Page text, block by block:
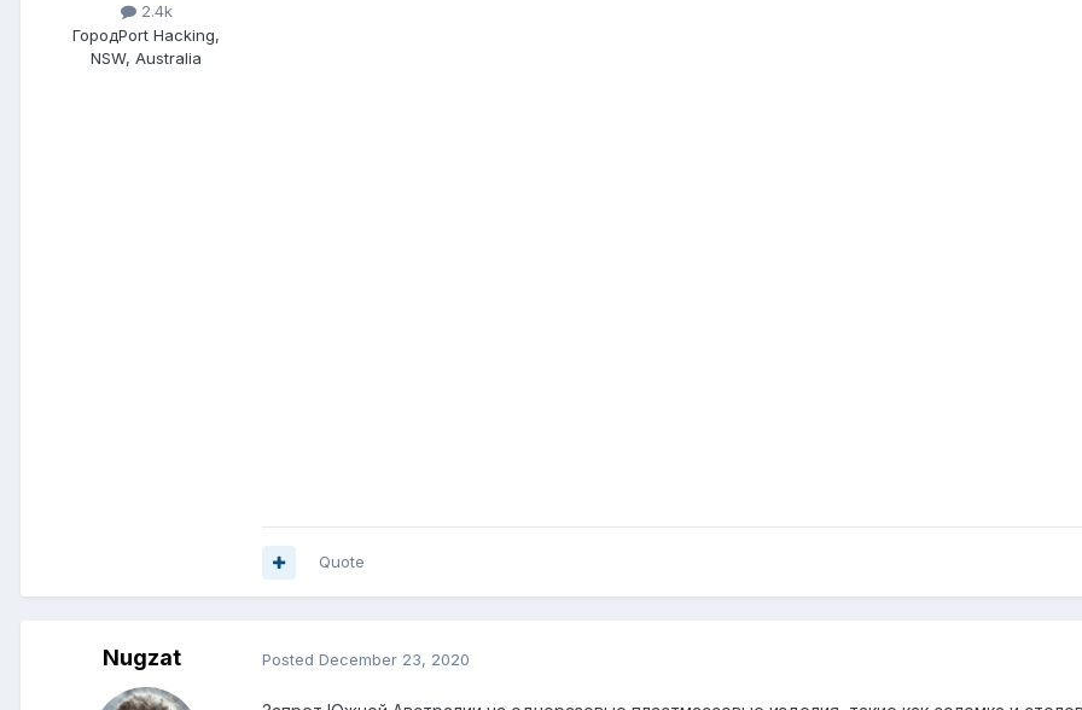
2.4k
ГородPort Hacking,
NSW, Australia
Quote
Nugzat Posted December 23, 2020